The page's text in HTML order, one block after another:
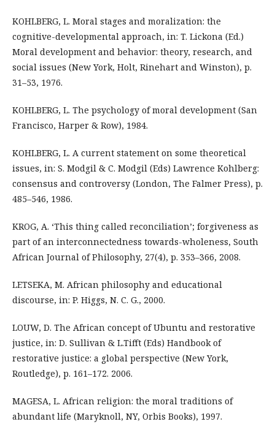
KOHLBERG, L. Moral stages and moralization: the
cognitive-developmental approach, in: T. Lickona (Ed.)
Moral development and behavior: theory, research, and
social issues (New York, Holt, Rinehart and Winston), p.
31–53, 1976.
KOHLBERG, L. The psychology of moral development (San
Francisco, Harper & Row), 1984.
KOHLBERG, L. A current statement on some theoretical
issues, in: S. Modgil & C. Modgil (Eds) Lawrence Kohlberg:
consensus and controversy (London, The Falmer Press), p.
485–546, 1986.
KROG, A. ‘This thing called reconciliation’; forgiveness as
part of an interconnectedness towards-wholeness, South
African Journal of Philosophy, 27(4), p. 353–366, 2008.
LETSEKA, M. African philosophy and educational
discourse, in: P. Higgs, N. C. G., 2000.
LOUW, D. The African concept of Ubuntu and restorative
justice, in: D. Sullivan & L.Tifft (Eds) Handbook of
restorative justice: a global perspective (New York,
Routledge), p. 161–172. 2006.
MAGESA, L. African religion: the moral traditions of
abundant life (Maryknoll, NY, Orbis Books), 1997.